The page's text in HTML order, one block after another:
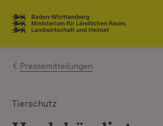
Zum Inhalt springen
Link zur Startseite
Pressemitteilungen
Tierschutz